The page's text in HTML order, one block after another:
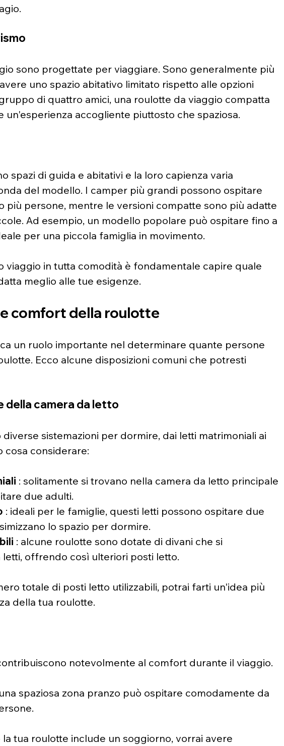
sono progettate per viaggiare. Sono generalmente più
uno spazio abitativo limitato rispetto alle opzioni
di quattro amici, una roulotte da viaggio compatta
accogliente piuttosto che spaziosa.
spazi di guida e abitativi e la loro capienza varia
del modello. I camper più grandi possono ospitare
più persone, mentre le versioni compatte sono più adatte
Ad esempio, un modello popolare può ospitare fino a
per una piccola famiglia in movimento.
viaggio in tutta comodità è fondamentale capire quale
meglio alle tue esigenze.
comfort della roulotte
un ruolo importante nel determinare quante persone
Ecco alcune disposizioni comuni che potresti
della camera da letto
sistemazioni per dormire, dai letti matrimoniali ai
cosa considerare:
: solitamente si trovano nella camera da letto principale
due adulti.
: ideali per le famiglie, questi letti possono ospitare due
lo spazio per dormire.
: alcune roulotte sono dotate di divani che si
offrendo così ulteriori posti letto.
totale di posti letto utilizzabili, potrai farti un'idea più
della tua roulotte.
notevolmente al comfort durante il viaggio.
spaziosa zona pranzo può ospitare comodamente da
la tua roulotte include un soggiorno, vorrai avere